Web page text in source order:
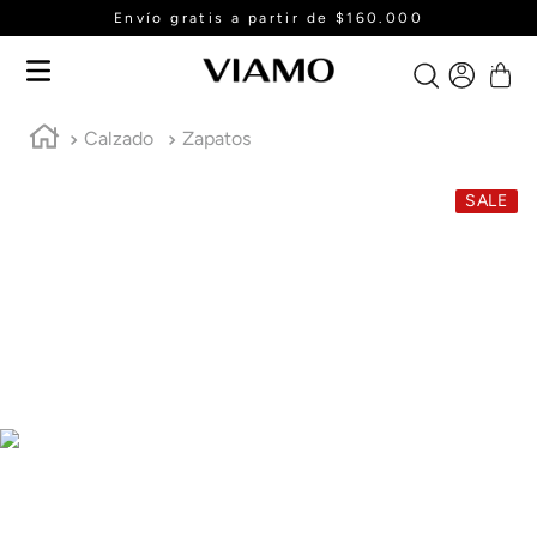
Envío gratis a partir de $160.000
Calzado Zapatos
SALE